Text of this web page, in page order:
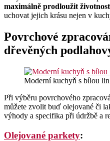
maximálně prodloužit
uchovat jejich krásu nejen v
Povrchové
dřevěných
Moderní kuchyň s bílou
Při výběru povrchového
můžete zvolit buď olejované či
výhody a specifika při údržbě a
Olejované parkety: